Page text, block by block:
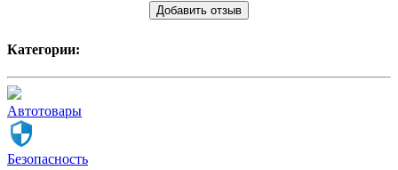
Добавить отзыв
Категории:
Автотовары
Безопасность